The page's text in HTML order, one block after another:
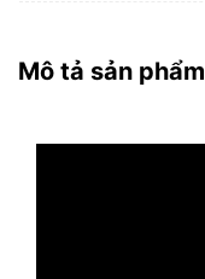
Mô tả sản phẩm